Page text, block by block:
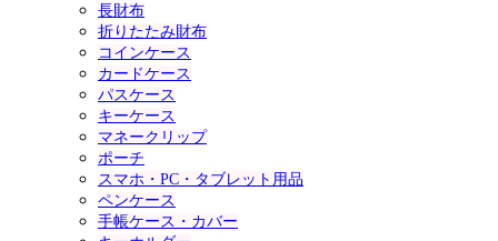
長財布
折りたたみ財布
コインケース
カードケース
パスケース
キーケース
マネークリップ
ポーチ
スマホ・PC・タブレット用品
ペンケース
手帳ケース・カバー